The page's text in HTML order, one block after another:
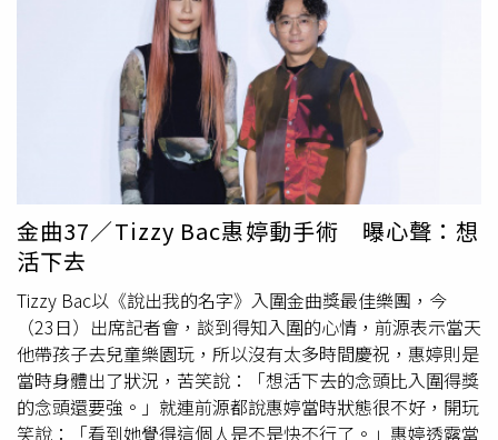
PO出當年的Pantone色票與設計圖，聲稱可作為創作時間的
證明。（圖／翻攝自Threads／liu_yun_miss）她強調，此
次結合AI為輔助工作做數位影像創作，轉化為3D絨毛貼圖，
「角色設計、比例與造型皆源自自己的設計稿，而不是臨摹
或修改他人的作品。科技在變，工具也在演進，但角色的靈
魂與原創性始終來自於好多年前的創作。AI對我而言是將腦
中想法質化的輔助工具，必竟現在於我而言手繪無法畫出毛
絨感！只是想讓陪伴很久的角色變成軟綿綿的3D絨毛娃娃
在手機裡！」然而，仍有不少網友對此說法不予認同，「奈
良美智90年代就開始創作了喔，你這2007年開始的，勸你
是不要再嘴硬了」、「原來你抄襲奈良美智已經達到19年之
久？臉皮比地殼厚」、「我是建議你在對方法務開始動作以
前，自己趕快處理，不然就不是網路筆戰這麼簡單的事
了」、「親眼見到什麼叫做『說了一個謊，要用更多的謊來
圓』。」、「你跟二伯是不是好姐妹。」
歌曲〈龍拳〉磅礡鼓點響起，氣勢如虹震撼全場。除了氣勢
磅礡，現場也充滿浪漫粉紅泡泡，在〈那天下雨了〉的Kiss
Cam環節與〈I Do〉的旋律下，不少情侶熱情接吻甚至現場
求婚。第三場演出更是星光熠熠，愛妻昆凌、黃曉明、伍思
凱等重量級嘉賓皆到場支持。近來與昆凌合作綜藝節目《中
餐廳》的黃曉明現場大讚昆凌是「天使」，做飯好吃、
又好，直呼羨慕周董！周杰倫也興奮表示，期待未來《周遊
記》能與《中餐廳》進行跨界合作。在點歌環節中，面對歌
迷點唱〈七里香〉，周杰倫幽默回應：「你怎麼點，我們都
不會回家的。」大方展現寵粉魅力。在演唱會大獲成功之
際，國際樂壇也傳來最新捷報！周杰倫新作〈太陽之子〉
MV強勢榮獲歐洲音樂錄影帶獎（EMVA）「最佳製作」與
「最佳妝效」季度大獎，並獲選為羅德島國際電影節放映
片，更斬獲坎城世界影展月評選「最佳MV」、「最佳MV導
演」及「最佳剪輯」等殊榮，頂尖的周氏美學再度驚艷世界
舞台。為回饋歌迷，奪下銷量狂潮的最新專輯《太陽之子》
將隆重推出「珍藏雙黑膠」。唱片公司特將原始母源送至紐
金曲37／Tizzy Bac惠婷動手術 曝心聲：想
活下去
Tizzy Bac以《說出我的名字》入圍金曲獎最佳樂團，今
（23日）出席記者會，談到得知入圍的心情，前源表示當天
他帶孩子去兒童樂園玩，所以沒有太多時間慶祝，惠婷則是
當時身體出了狀況，苦笑說：「想活下去的念頭比入圍得獎
的念頭還要強。」就連前源都說惠婷當時狀態很不好，開玩
笑說：「看到她覺得這個人是不是快不行了。」惠婷透露當